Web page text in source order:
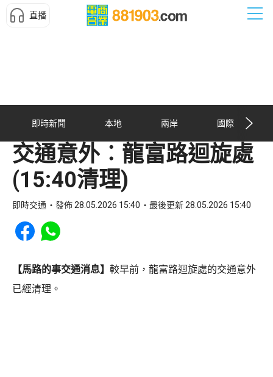
直播
即時新聞 本地 兩岸 國際
交通意外︰龍富路迴旋處
(15:40清理)
即時交通 發佈 28.05.2026 15:40 最後更新 28.05.2026 15:40
Share to Facebook
Share to WhatsApp
【馬路的事交通消息】 較早前，龍富路迴旋處的交通意外
已經清理。